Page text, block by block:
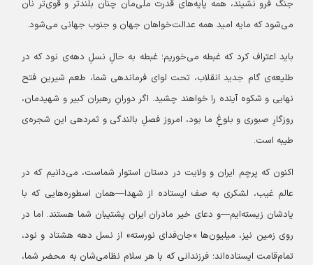
جنگ فرو نشیند، همه پایه‌های قدرت ملی‌مان چنان بلندتر و قوی‌تر نان
می‌شود که مایه امید همه عدالت‌خواهان جهان و جنوب جهانی می‌شود.
باید اعتراف کرد که غبطه می‌خوریم؛ غبطه به حالِ نسلِ دهه‌ی نود که در
طلیعه‌ی گام جدید انقلاب، تحت لوای فرماندهی شما، طعم شیرین فتح
نهایی و شکوه آینده را خواهند چشید. اگر دورانِ رهبران کبیر و شهیدمان،
روزگارِ صبوری و بلوغِ ما بود، امروز فصلِ بالندگی و ثمردهی این شجره‌ی
طیبه است.
اکنون که پرچم ایران و ولایت در دستان استوار شماست، می‌دانیم که در
عالم غیب، لشکری به صف‌ ایستاده از شهدا—همان اسطوره‌هایی که با
یادشان زیسته‌ایم—و دعای خیر مادران ایران پشتیبان شما هستند. اما در
روی زمین نیز، میلیون‌ها «جان‌فدای نورسته» از نسل دهه هشتاد و نود،
تمام‌قامت ایستاده‌اند؛ فرزندانی که با هر سلام نظامی‌شان به محضر شما،